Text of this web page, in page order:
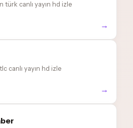
türk canlı yayın hd izle
→
tlc canlı yayın hd izle
→